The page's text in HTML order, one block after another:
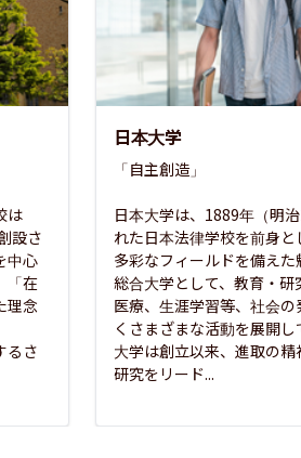
は
設さ
中心
「在
理念
るさ
日本大学
「自主創造」
日本大学は、1889年（明
れた日本法律学校を前身
多彩なフィールドを備え
総合大学として、教育・研
医療、生涯学習等、社会の
くさまざまな活動を展開
大学は創立以来、進取の精
研究をリード...